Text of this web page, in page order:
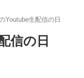
Youtube生配信の日
信の日